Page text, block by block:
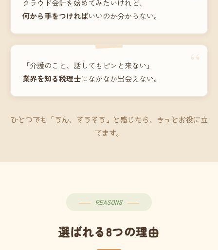
クラウド会計を始めてみたいけれど、
何から手をつければいいのか分からない。
“
「介護のこと、話してもピンと来ない」
業界を知る税理士になかなか出会えない。
ひとつでも「うん、そうそう」と感じたら、きっとお役に立
てます。
REASONS
選ばれる8つの理由